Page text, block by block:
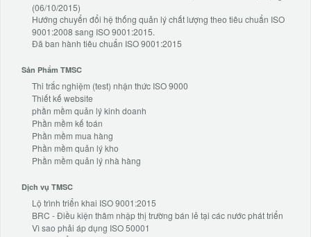
(06/10/2015)
Hướng chuyển đổi hệ thống quản lý chất lượng theo tiêu chuẩn ISO
9001:2008 sang ISO 9001:2015.
Đã ban hành tiêu chuẩn ISO 9001:2015
Sản Phẩm TMSC
Thi trắc nghiệm (test) nhận thức ISO 9000
Thiết kế website
phần mềm quản lý kinh doanh
Phần mềm kế toán
Phần mềm mua hàng
Phần mềm quản lý kho
Phần mềm quản lý nhà hàng
Dịch vụ TMSC
Lộ trình triển khai ISO 9001:2015
BRC - Điều kiện thâm nhập thị trường bán lẻ tại các nước phát triển
Vì sao phải áp dụng ISO 50001